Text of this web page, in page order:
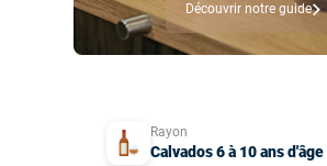
Découvrir notre guide
Rayon
Calvados 6 à 10 ans d'âge